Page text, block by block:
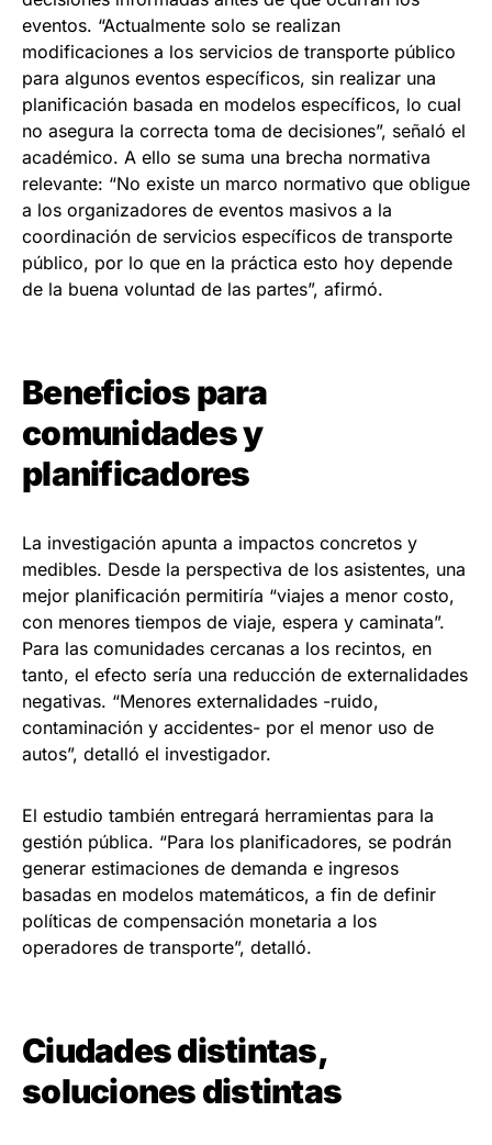
eventos. “Actualmente solo se realizan
modificaciones a los servicios de transporte público
para algunos eventos específicos, sin realizar una
planificación basada en modelos específicos, lo cual
no asegura la correcta toma de decisiones”, señaló el
académico. A ello se suma una brecha normativa
relevante: “No existe un marco normativo que obligue
a los organizadores de eventos masivos a la
coordinación de servicios específicos de transporte
público, por lo que en la práctica esto hoy depende
de la buena voluntad de las partes”, afirmó.
Beneficios para
comunidades y
planificadores
La investigación apunta a impactos concretos y
medibles. Desde la perspectiva de los asistentes, una
mejor planificación permitiría “viajes a menor costo,
con menores tiempos de viaje, espera y caminata”.
Para las comunidades cercanas a los recintos, en
tanto, el efecto sería una reducción de externalidades
negativas. “Menores externalidades -ruido,
contaminación y accidentes- por el menor uso de
autos”, detalló el investigador.
El estudio también entregará herramientas para la
gestión pública. “Para los planificadores, se podrán
generar estimaciones de demanda e ingresos
basadas en modelos matemáticos, a fin de definir
políticas de compensación monetaria a los
operadores de transporte”, detalló.
Ciudades distintas,
soluciones distintas